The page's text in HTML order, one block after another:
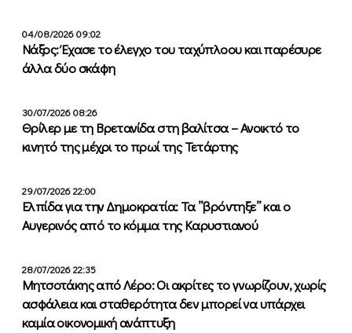
04/08/2026 09:02
Νάξος: Έχασε το έλεγχο του ταχύπλοου και παρέσυρε
άλλα δύο σκάφη
30/07/2026 08:26
Θρίλερ με τη Βρετανίδα στη βαλίτσα – Ανοικτό το
κινητό της μέχρι το πρωί της Τετάρτης
29/07/2026 22:00
Ελπίδα για την Δημοκρατία: Τα ”βρόντηξε” και ο
Αυγερινός από το κόμμα της Καρυστιανού
28/07/2026 22:35
Μητσοτάκης από Λέρο: Οι ακρίτες το γνωρίζουν, χωρίς
ασφάλεια και σταθερότητα δεν μπορεί να υπάρχει
καμία οικονομική ανάπτυξη